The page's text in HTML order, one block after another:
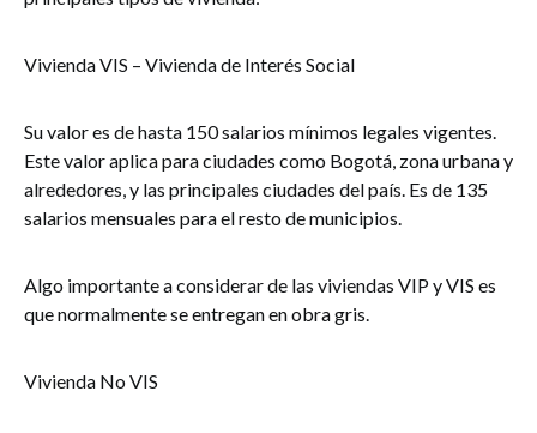
Vivienda VIS – Vivienda de Interés Social
Su valor es de hasta 150 salarios mínimos legales vigentes.
Este valor aplica para ciudades como Bogotá, zona urbana y
alrededores, y las principales ciudades del país. Es de 135
salarios mensuales para el resto de municipios.
Algo importante a considerar de las viviendas VIP y VIS es
que normalmente se entregan en obra gris.
Vivienda No VIS